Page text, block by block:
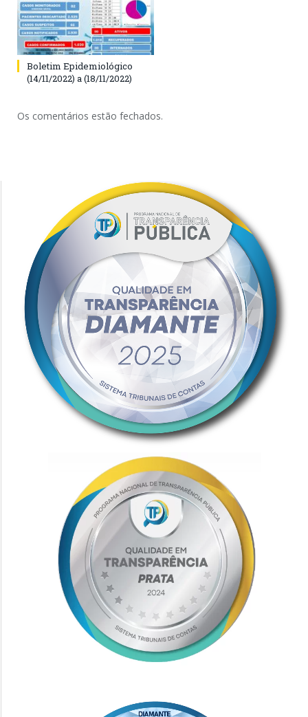
Boletim Epidemiológico
(14/11/2022) a (18/11/2022)
Os comentários estão fechados.